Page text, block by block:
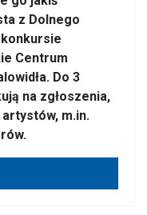
z Dolnego
Centrum
Do 3
na zgłoszenia,
m.in.